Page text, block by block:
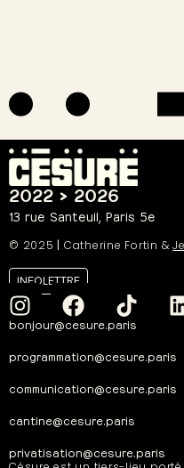
2022 > 2026
13 rue Santeuil, Paris 5e
© 2025 | Catherine Fortin &
INFOLETTRE
bonjour@cesure.paris
programmation@cesure.paris
communication@cesure.paris
cantine@cesure.paris
privatisation@cesure.paris